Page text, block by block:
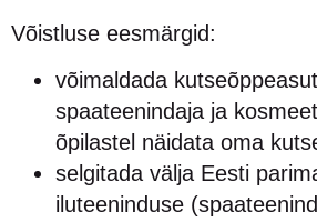
Võistluse eesmärgid:
võimaldada
spaateenindaja ja
õpilastel näidata oma
selgitada välja Eesti
iluteeninduse